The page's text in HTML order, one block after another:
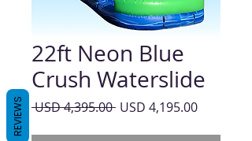
22ft Neon Blue
Crush Waterslide
USD 4,395.00 Precio
USD 4,195.00Precio
REVIEWS